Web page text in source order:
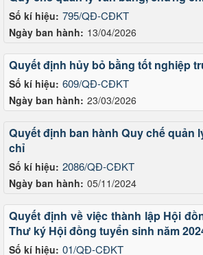
Số kí hiệu: 795/QĐ-CĐKT
Ngày ban hành: 13/04/2026
Số kí hiệu: 609/QĐ-CĐKT
Ngày ban hành: 23/03/2026
Quyết định hủy bỏ bằng tốt nghiệp
Số kí hiệu: 2086/QĐ-CĐKT
Ngày ban hành: 05/11/2024
Quyết định ban hành Quy chế quản
chỉ
Số kí hiệu: 01/QĐ-CĐKT
Quyết định về việc thành lập Hội
Thư ký Hội đồng tuyển sinh năm